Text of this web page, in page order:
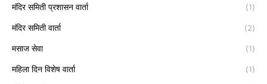
मंदिर समिती प्रशासन वार्ता (1)
मंदिर समिती वार्ता (2)
मसाज सेवा (1)
महिला दिन विशेष वार्ता (1)